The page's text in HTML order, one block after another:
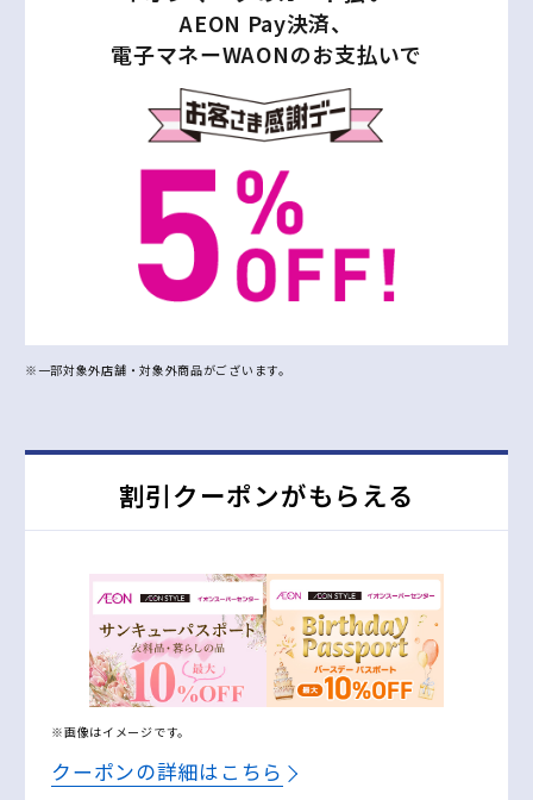
AEON Pay決済、
電子マネーWAONのお支払いで
※一部対象外店舗・対象外商品がございます。
割引クーポンがもらえる
※画像はイメージです。
クーポンの詳細はこちら